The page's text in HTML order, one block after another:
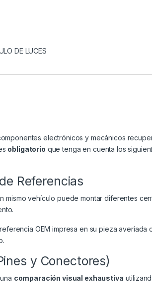
DE LUCES
electrónicos y mecánicos
obligatorio que tenga en cuenta los
Referencias
mismo vehículo puede montar diferentes
OEM impresa en su pieza averiada
y Conectores)
comparación visual exhaustiva